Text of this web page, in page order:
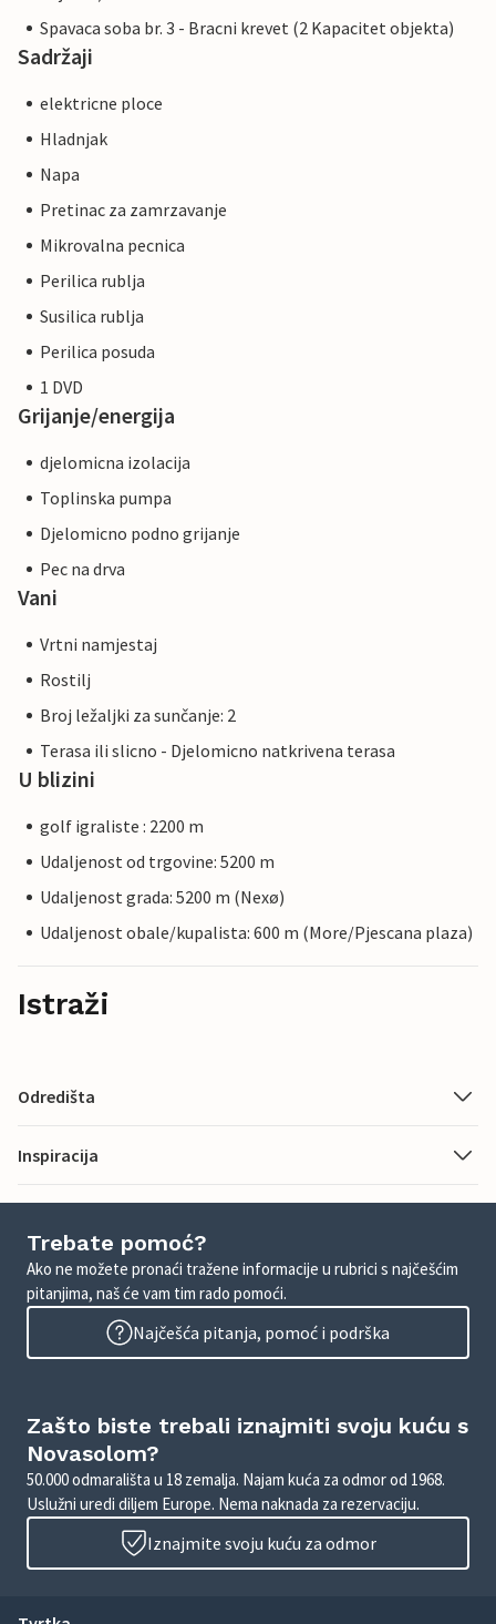
Spavaca soba br. 3 - Bracni krevet (2 Kapacitet objekta)
Sadržaji
elektricne ploce
Hladnjak
Napa
Pretinac za zamrzavanje
Mikrovalna pecnica
Perilica rublja
Susilica rublja
Perilica posuda
1 DVD
Grijanje/energija
djelomicna izolacija
Toplinska pumpa
Djelomicno podno grijanje
Pec na drva
Vani
Vrtni namjestaj
Rostilj
Broj ležaljki za sunčanje: 2
Terasa ili slicno - Djelomicno natkrivena terasa
U blizini
golf igraliste : 2200 m
Udaljenost od trgovine: 5200 m
Udaljenost grada: 5200 m (Nexø)
Udaljenost obale/kupalista: 600 m (More/Pjescana plaza)
Istraži
Odredišta
Inspiracija
Trebate pomoć?
Ako ne možete pronaći tražene informacije u rubrici s najčešćim
pitanjima, naš će vam tim rado pomoći.
Najčešća pitanja, pomoć i podrška
Zašto biste trebali iznajmiti svoju kuću s
Novasolom?
50.000 odmarališta u 18 zemalja. Najam kuća za odmor od 1968.
Uslužni uredi diljem Europe. Nema naknada za rezervaciju.
Iznajmite svoju kuću za odmor